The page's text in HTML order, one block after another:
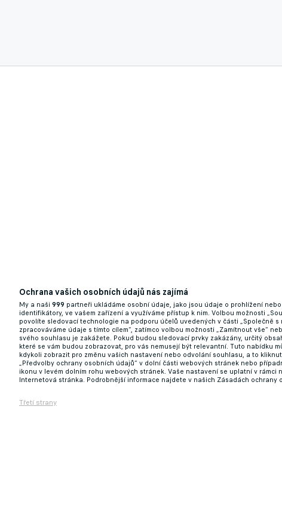
Ochrana vašich osobních údajů nás zajímá
My a naši 999 partneři ukládáme osobní údaje, jako jsou údaje o prohlížení
identifikátory, ve vašem zařízení a využíváme přístup k nim. Volbou možnosti
povolíte sledovací technologie na podporu účelů uvedených v části „Společně s
zpracováváme údaje s tímto cílem“, zatímco volbou možnosti „Zamítnout vše“
svého souhlasu je zakážete. Pokud budou sledovací prvky zakázány, určitý
které se vám budou zobrazovat, pro vás nemusejí být relevantní. Tuto nabídku
kdykoli zobrazit pro změnu vašich nastavení nebo odvolání souhlasu, a to
„Předvolby ochrany osobních údajů“ v dolní části webových stránek nebo
ikonu v levém dolním rohu webových stránek. Vaše nastavení se uplatní v rámci
Internetová stránka. Podrobnější informace najdete v našich Zásadách ochrany
Třetí strany